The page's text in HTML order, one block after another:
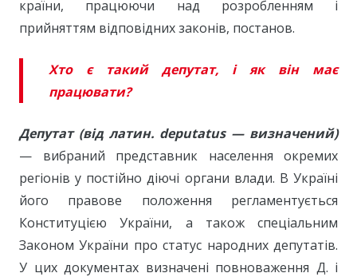
країни, працюючи над розробленням і
прийняттям відповідних законів, постанов.
Хто є такий депутат, і як він має
працювати?
Депутат (від латин. deputatus — визначений)
— вибраний представник населення окремих
регіонів у постійно діючі органи влади. В Україні
його правове положення регламентується
Конституцією України, а також спеціальним
Законом України про статус народних депутатів.
У цих документах визначені повноваження Д. і